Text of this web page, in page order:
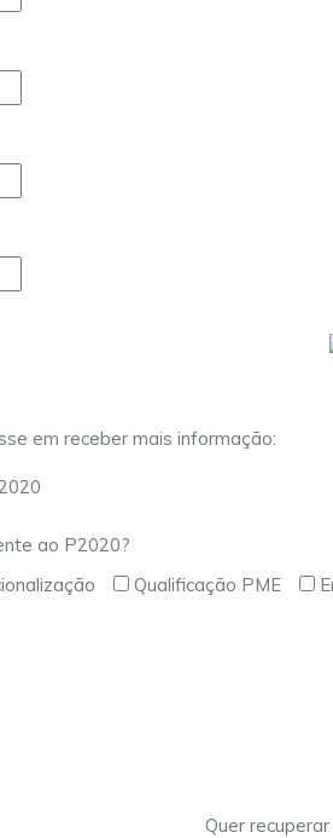
em receber mais informação:
ao P2020?
Qualificação PME
Quer